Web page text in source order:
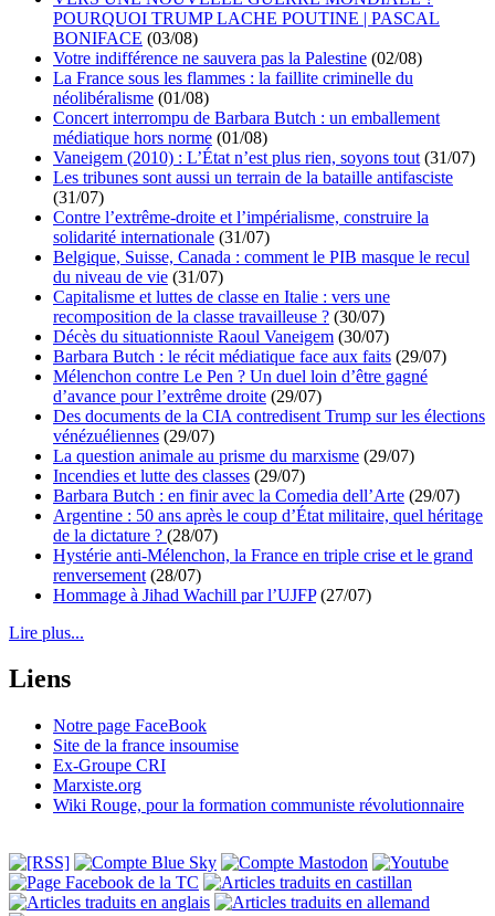
POURQUOI TRUMP LACHE POUTINE | PASCAL
BONIFACE (03/08)
Votre indifférence ne sauvera pas la Palestine (02/08)
La France sous les flammes : la faillite criminelle du
néolibéralisme (01/08)
Concert interrompu de Barbara Butch : un emballement
médiatique hors norme (01/08)
Vaneigem (2010) : L’État n’est plus rien, soyons tout (31/07)
Les tribunes sont aussi un terrain de la bataille antifasciste
(31/07)
Contre l’extrême-droite et l’impérialisme, construire la
solidarité internationale (31/07)
Belgique, Suisse, Canada : comment le PIB masque le recul
du niveau de vie (31/07)
Capitalisme et luttes de classe en Italie : vers une
recomposition de la classe travailleuse ? (30/07)
Décès du situationniste Raoul Vaneigem (30/07)
Barbara Butch : le récit médiatique face aux faits (29/07)
Mélenchon contre Le Pen ? Un duel loin d’être gagné
d’avance pour l’extrême droite (29/07)
Des documents de la CIA contredisent Trump sur les élections
vénézuéliennes (29/07)
La question animale au prisme du marxisme (29/07)
Incendies et lutte des classes (29/07)
Barbara Butch : en finir avec la Comedia dell’Arte (29/07)
Argentine : 50 ans après le coup d’État militaire, quel héritage
de la dictature ? (28/07)
Hystérie anti-Mélenchon, la France en triple crise et le grand
renversement (28/07)
Hommage à Jihad Wachill par l’UJFP(27/07)
Lire plus...
Liens
Notre page FaceBook
Site de la france insoumise
Ex-Groupe CRI
Marxiste.org
Wiki Rouge, pour la formation communiste révolutionnaire